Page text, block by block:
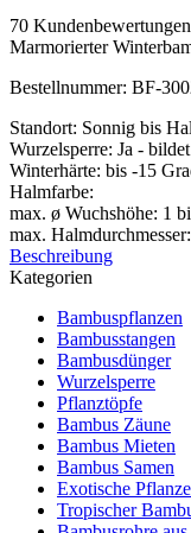
70 Kundenbewertungen
Marmorierter
Bestellnummer: BF-
Standort: Sonnig bis
Wurzelsperre: Ja -
Winterhärte: bis -15
Halmfarbe:
max. ø Wuchshöhe: 1
max.
Beschreibung
Kategorien
Bambuspflanzen
Bambusstangen
Bambusdünger
Wurzelsperre
Pflanztöpfe
Bambus Zäune
Bambus Mieten
Bambus Samen
Exotische
Tropischer